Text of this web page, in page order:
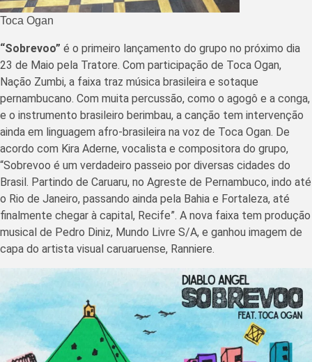
Toca Ogan
“Sobrevoo” é o primeiro lançamento do grupo no próximo dia
23 de Maio pela Tratore. Com participação de Toca Ogan,
Nação Zumbi, a faixa traz música brasileira e sotaque
pernambucano. Com muita percussão, como o agogô e a conga,
e o instrumento brasileiro berimbau, a canção tem intervenção
ainda em linguagem afro-brasileira na voz de Toca Ogan. De
acordo com Kira Aderne, vocalista e compositora do grupo,
“Sobrevoo é um verdadeiro passeio por diversas cidades do
Brasil. Partindo de Caruaru, no Agreste de Pernambuco, indo até
o Rio de Janeiro, passando ainda pela Bahia e Fortaleza, até
finalmente chegar à capital, Recife”. A nova faixa tem produção
musical de Pedro Diniz, Mundo Livre S/A, e ganhou imagem de
capa do artista visual caruaruense, Ranniere.